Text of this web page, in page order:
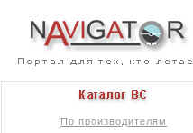
По производителям